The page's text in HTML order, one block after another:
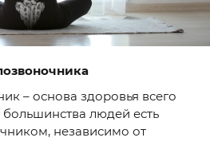
– основа здоровья всего
людей есть
независимо от